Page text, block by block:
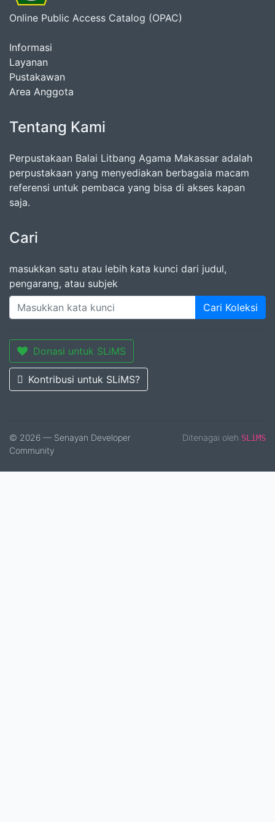
Online Public Access Catalog (OPAC)
Informasi
Layanan
Pustakawan
Area Anggota
Tentang Kami
Perpustakaan Balai Litbang Agama Makassar adalah
perpustakaan yang menyediakan berbagaia macam
referensi untuk pembaca yang bisa di akses kapan
saja.
Cari
masukkan satu atau lebih kata kunci dari judul,
pengarang, atau subjek
Cari Koleksi
Donasi untuk SLiMS
Kontribusi untuk SLiMS?
© 2026 — Senayan Developer
Community
Ditenagai oleh SLiMS